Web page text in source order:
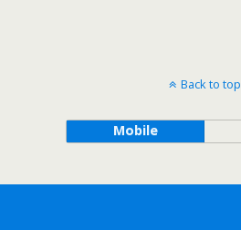
Back to top
Mobile